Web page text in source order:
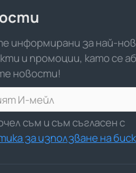
информирани за най-
и промоции, като се
новости!
съм и съм съгласен с
за използване на